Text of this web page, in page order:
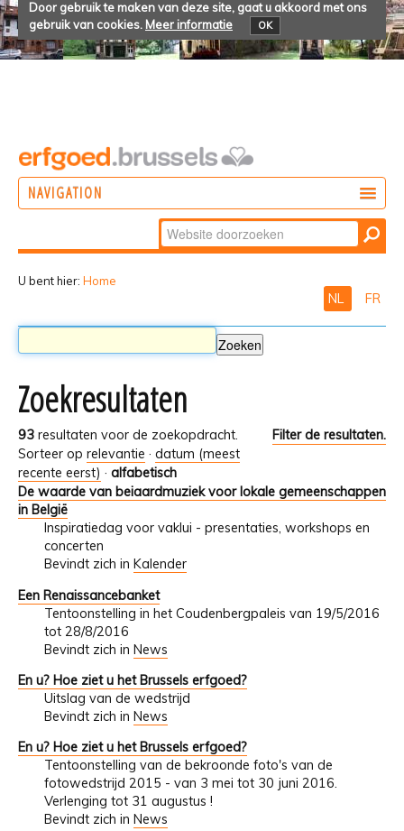
Door gebruik te maken van deze site, gaat u akkoord met ons
gebruik van cookies. Meer informatie OK
NAVIGATION
Zoek
Geavanceerd
U bent hier: Home
NL FR
Zoekresultaten
93 resultaten voor de zoekopdracht.
Filter de resultaten.
Sorteer op relevantie · datum (meest
recente eerst) · alfabetisch
De waarde van beiaardmuziek voor lokale gemeenschappen
in België
Inspiratiedag voor vaklui - presentaties, workshops en
concerten
Bevindt zich in Kalender
Een Renaissancebanket
Tentoonstelling in het Coudenbergpaleis van 19/5/2016
tot 28/8/2016
Bevindt zich in News
En u? Hoe ziet u het Brussels erfgoed?
Uitslag van de wedstrijd
Bevindt zich in News
En u? Hoe ziet u het Brussels erfgoed?
Tentoonstelling van de bekroonde foto's van de
fotowedstrijd 2015 - van 3 mei tot 30 juni 2016.
Verlenging tot 31 augustus !
Bevindt zich in News